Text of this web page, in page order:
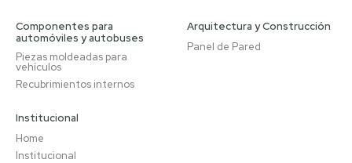
Componentes para
automóviles y autobuses
Piezas moldeadas para
vehículos
Recubrimientos internos
Arquitectura y Construcción
Panel de Pared
Institucional
Home
Institucional